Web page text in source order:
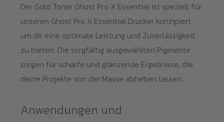
Der Gold Toner Ghost Pro X Essential ist speziell für
unseren Ghost Pro X Essential Drucker konzipiert,
um dir eine optimale Leistung und Zuverlässigkeit
zu bieten. Die sorgfältig ausgewählten Pigmente
sorgen für scharfe und glänzende Ergebnisse, die
deine Projekte von der Masse abheben lassen.
Anwendungen und